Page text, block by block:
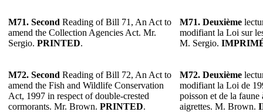
M71. Second Reading of Bill 71, An Act to
amend the Collection Agencies Act. Mr.
Sergio. PRINTED.
M71. Deuxième
modifiant la Loi sur
M. Sergio.
M72. Second Reading of Bill 72, An Act to
amend the Fish and Wildlife Conservation
Act, 1997 in respect of double-crested
cormorants. Mr. Brown. PRINTED.
M72. Deuxième
modifiant la Loi de
poisson et de la
aigrettes. M. Brown.